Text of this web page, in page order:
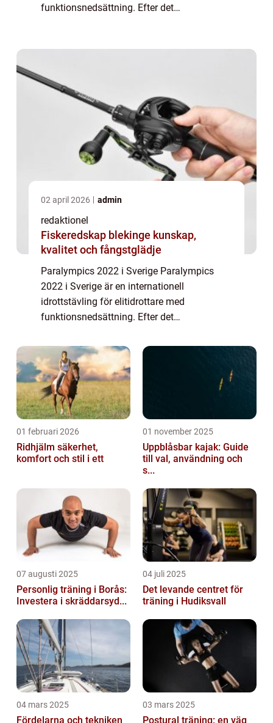
funktionsnedsättning. Efter det
02 april 2026 admin
redaktionel
Fiskeredskap blekinge kunskap,
kvalitet och fångstglädje
Paralympics 2022 i Sverige Paralympics
2022 i Sverige är en internationell
idrottstävling för elitidrottare med
funktionsnedsättning. Efter det
olympiska vinterspelen 2022 i Sverige, blir
Paralympics en fortsättning ...
01 februari 2026
Ridhjälm säkerhet,
komfort och stil i ett
01 november 2025
Uppblåsbar kajak: Guide
till val, användning och
s...
07 augusti 2025
Personlig träning i Borås:
Investera i skräddarsyd...
04 juli 2025
Det levande centret för
träning i Hudiksvall
04 mars 2025
Fördelarna och tekniken
03 mars 2025
Postural träning: en väg